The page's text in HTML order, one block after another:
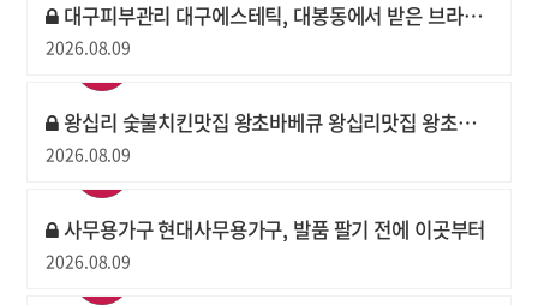
대구피부관리 대구에스테틱, 대봉동에서 받은 브라이트닝 관리 후기
2026.08.09
왕십리 숯불치킨맛집 왕초바베큐 왕십리맛집 왕초바베큐: 눌러붙은 바닥면이 매력!
2026.08.09
사무용가구 현대사무용가구, 발품 팔기 전에 이곳부터
2026.08.09